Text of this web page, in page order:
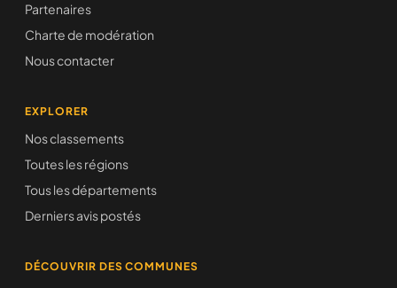
Partenaires
Charte de modération
Nous contacter
EXPLORER
Nos classements
Toutes les régions
Tous les départements
Derniers avis postés
DÉCOUVRIR DES COMMUNES